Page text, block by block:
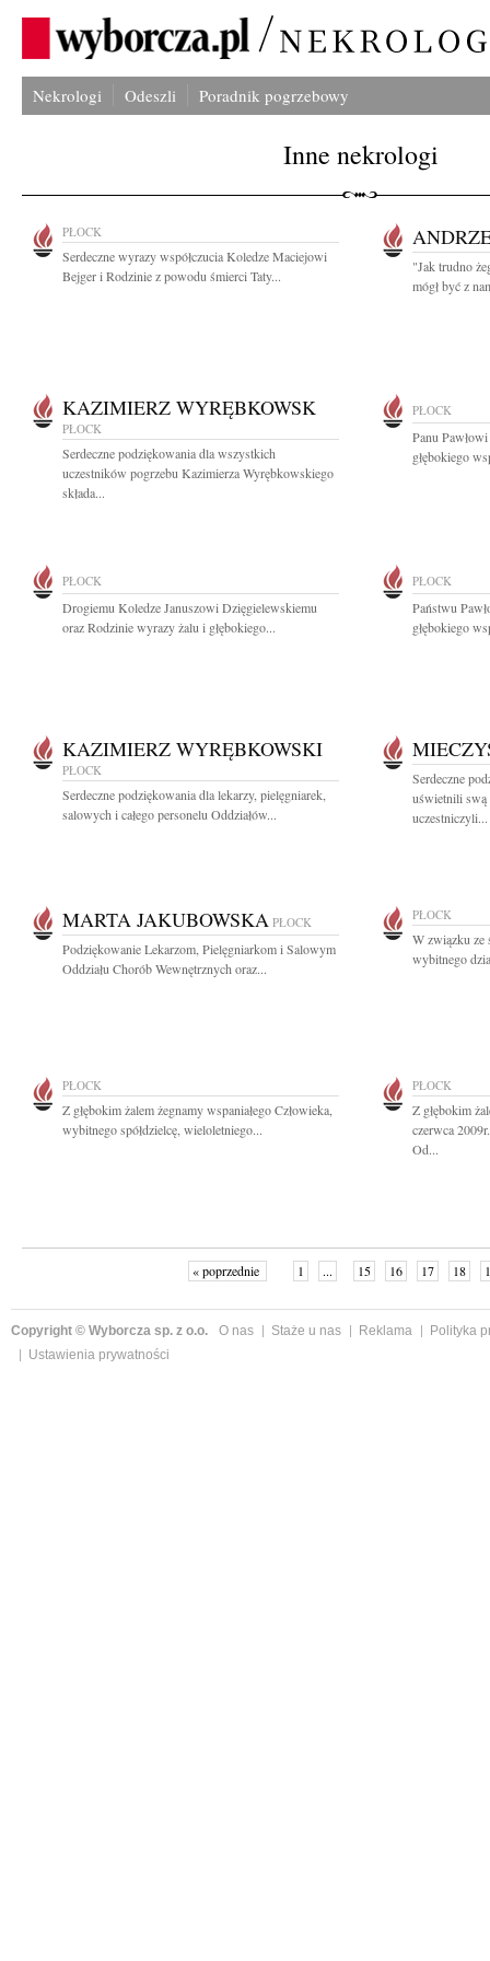
Nekrologi Odeszli Poradnik pogrzebowy
Inne nekrologi
PŁOCK
Serdeczne wyrazy współczucia Koledze Maciejowi
Bejger i Rodzinie z powodu śmierci Taty...
"Jak trudno
mógł być z
KAZIMIERZ WYRĘBKOWSK
PŁOCK
Serdeczne podziękowania dla wszystkich
uczestników pogrzebu Kazimierza Wyrębkowskiego
składa...
PŁOCK
Panu
głębokiego
PŁOCK
Drogiemu Koledze Januszowi Dzięgielewskiemu
oraz Rodzinie wyrazy żalu i głębokiego...
PŁOCK
Państwu
głębokiego
KAZIMIERZ WYRĘBKOWSKI
PŁOCK
Serdeczne podziękowania dla lekarzy, pielęgniarek,
salowych i całego personelu Oddziałów...
Serdeczne
uświetnili swą
uczestniczyli...
MARTA JAKUBOWSKA PŁOCK
Podziękowanie Lekarzom, Pielęgniarkom i Salowym
Oddziału Chorób Wewnętrznych oraz...
PŁOCK
W związku ze
wybitnego
PŁOCK
Z głębokim żalem żegnamy wspaniałego Człowieka,
wybitnego spółdzielcę, wieloletniego...
PŁOCK
Z głębokim
czerwca
Od...
« poprzednie 1 ... 15 16 17 18
Copyright © Wyborcza sp. z o.o. O nas Staże u nas Reklama
Polityka
Ustawienia prywatności